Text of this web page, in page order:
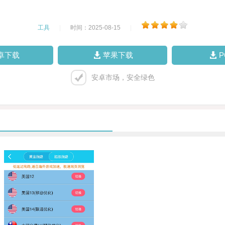
工具 时间：2025-08-15
下载 苹果下载
安卓市场，安全绿色